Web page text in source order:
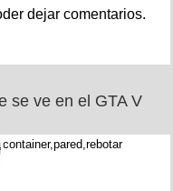
dejar comentarios.
se ve en el GTA V